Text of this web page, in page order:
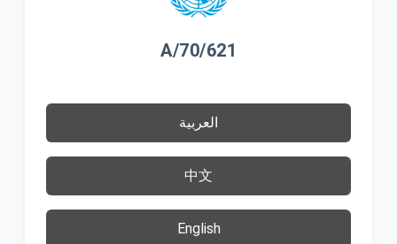
A/70/621
العربية
中文
English